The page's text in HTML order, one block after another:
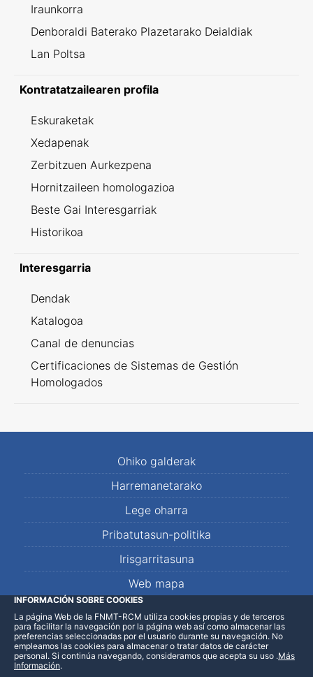
Iraunkorra
Denboraldi Baterako Plazetarako Deialdiak
Lan Poltsa
Kontratatzailearen profila
Eskuraketak
Xedapenak
Zerbitzuen Aurkezpena
Hornitzaileen homologazioa
Beste Gai Interesgarriak
Historikoa
Interesgarria
Dendak
Katalogoa
Canal de denuncias
Certificaciones de Sistemas de Gestión
Homologados
Ohiko galderak
Harremanetarako
Lege oharra
Pribatutasun-politika
Irisgarritasuna
Web mapa
LinkedInFacebookWhatsApp
INFORMACIÓN SOBRE COOKIES
La página Web de la FNMT-RCM utiliza cookies propias y de terceros
para facilitar la navegación por la página web así como almacenar las
preferencias seleccionadas por el usuario durante su navegación. No
empleamos las cookies para almacenar o tratar datos de carácter
personal. Si continúa navegando, consideramos que acepta su uso .Más
Información.